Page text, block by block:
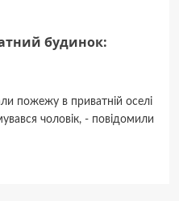
будинок:
пожежу в приватній оселі
чоловік, - повідомили